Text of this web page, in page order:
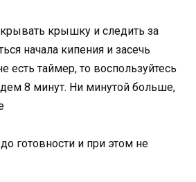
крышку и следить за
начала кипения и засечь
есть таймер, то воспользуйтесь
8 минут. Ни минутой больше,
готовности и при этом не